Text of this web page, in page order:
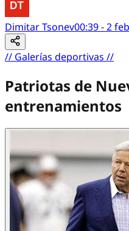
Dimitar Tsonev00:39 - 2
// Galerías deportivas //
Patriotas de
entrenamientos